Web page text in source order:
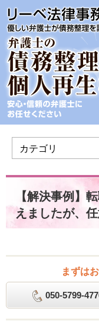
【解決事例】
えましたが、
まずは
050-5799-